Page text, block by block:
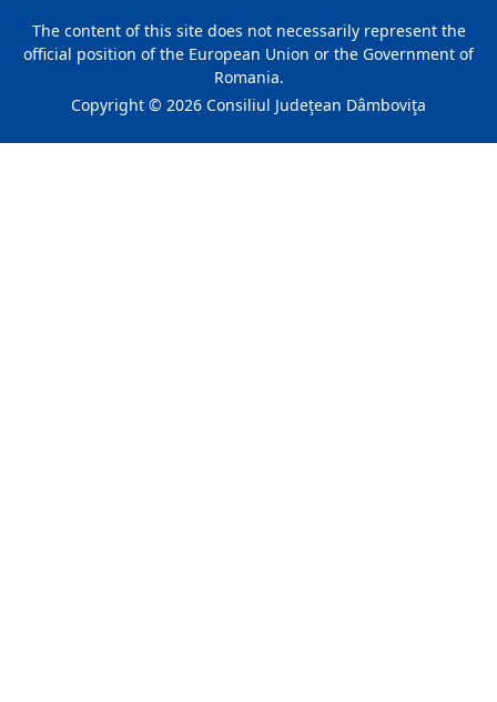
The content of this site does not necessarily represent the
official position of the European Union or the Government of
Romania.
Copyright © 2026 Consiliul Judeţean Dâmboviţa